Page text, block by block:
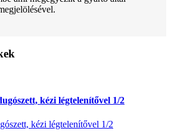
kézi légtelenítővel 1/2
kézi légtelenítővel 1/2